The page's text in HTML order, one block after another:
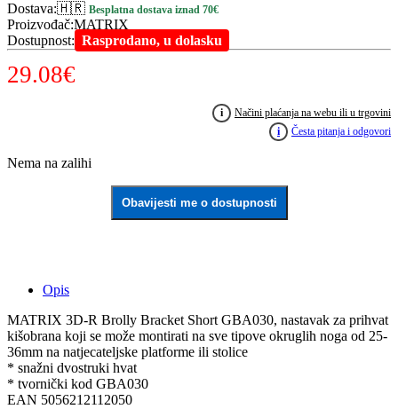
Dostava:🇭🇷 Besplatna dostava iznad 70€
Proizvođač:MATRIX
Dostupnost: Rasprodano, u dolasku
29.08€
i
Načini plaćanja na webu ili u trgovini
i
Česta pitanja i odgovori
Nema na zalihi
Obavijesti me o dostupnosti
Opis
MATRIX 3D-R Brolly Bracket Short GBA030, nastavak za prihvat
kišobrana koji se može montirati na sve tipove okruglih noga od 25-
36mm na natjecateljske platforme ili stolice
* snažni dvostruki hvat
* tvornički kod GBA030
EAN 5056212112050